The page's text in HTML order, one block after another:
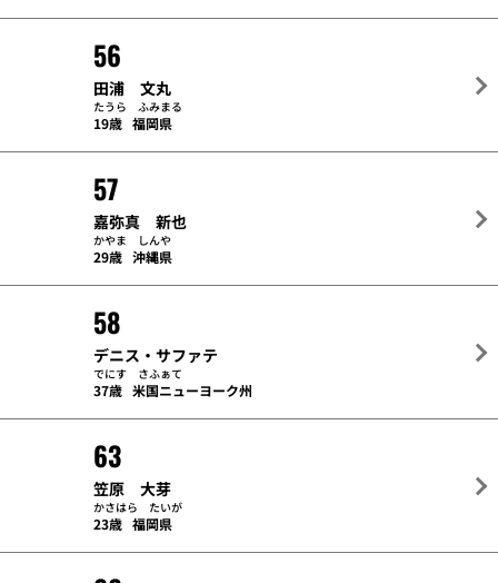
56
田浦 文丸
たうら ふみまる
19歳 福岡県
57
嘉弥真 新也
かやま しんや
29歳 沖縄県
58
デニス・サファテ
でにす さふぁて
37歳 米国ニューヨーク州
63
笠原 大芽
かさはら たいが
23歳 福岡県